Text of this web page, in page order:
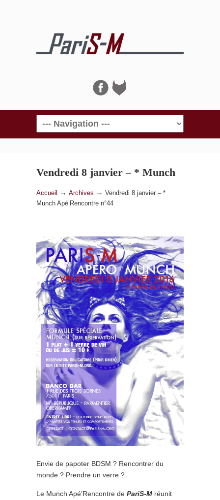
Navigation
Vendredi 8 janvier – * Munch
Apé’Rencontre n°44
Accueil → Archives → Vendredi 8 janvier – *
Munch Apé’Rencontre n°44
Envie de papoter BDSM ? Rencontrer du
monde ? Prendre un verre ?
Le Munch Apé’Rencontre de PariS-M réunit